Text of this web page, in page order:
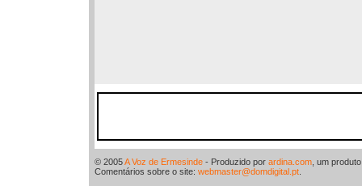
© 2005A Voz de Ermesinde - Produzido por ardina.com , um
Comentários sobre o site: webmaster@domdigital.pt